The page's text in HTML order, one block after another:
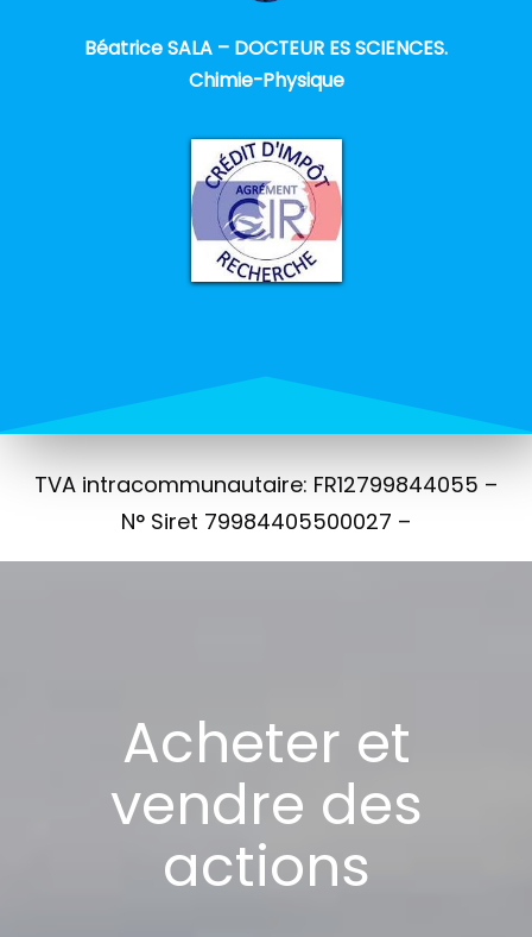
Béatrice SALA – DOCTEUR ES SCIENCES.
Chimie-Physique
TVA intracommunautaire: FR12799844055 –
N° Siret 79984405500027 –
Acheter et
vendre des
actions